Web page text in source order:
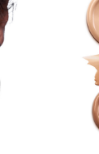
Vichy